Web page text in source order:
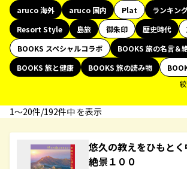
aruco 海外
aruco 国内 Plat
ランキン
Resort Style
島旅 御朱印 歴史時代
BOOKS スペシャルコラボ
BOOKS 旅の名言＆
BOOKS 旅と健康
BOOKS 旅の読み物
1〜20件/192件中 を表示
悠久の教えをひもと
絶景１００